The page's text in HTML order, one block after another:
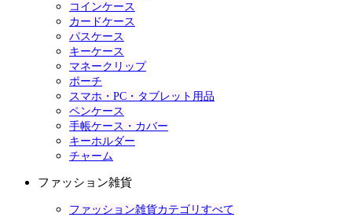
コインケース
カードケース
パスケース
キーケース
マネークリップ
ポーチ
スマホ・PC・タブレット用品
ペンケース
手帳ケース・カバー
キーホルダー
チャーム
ファッション雑貨
ファッション雑貨カテゴリすべて